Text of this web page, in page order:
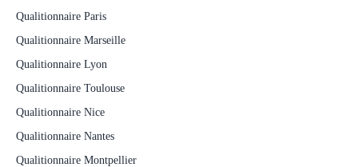
Qualitionnaire Paris
Qualitionnaire Marseille
Qualitionnaire Lyon
Qualitionnaire Toulouse
Qualitionnaire Nice
Qualitionnaire Nantes
Qualitionnaire Montpellier